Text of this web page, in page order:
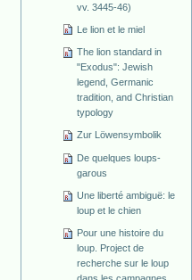
vv. 3445-46)
Le lion et le miel
The lion standard in
"Exodus": Jewish
legend, Germanic
tradition, and Christian
typology
Zur Löwensymbolik
De quelques loups-
garous
Une liberté ambiguë: le
loup et le chien
Pour une histoire du
loup. Project de
recherche sur le loup